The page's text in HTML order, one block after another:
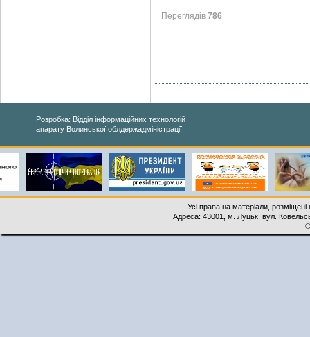
Переглядів 786
Розробка: Відділ інформаційних технологій
апарату Волинської облдержадміністрації
Усі права на матеріали,
Адреса: 43001, м. Луцьк, вул.